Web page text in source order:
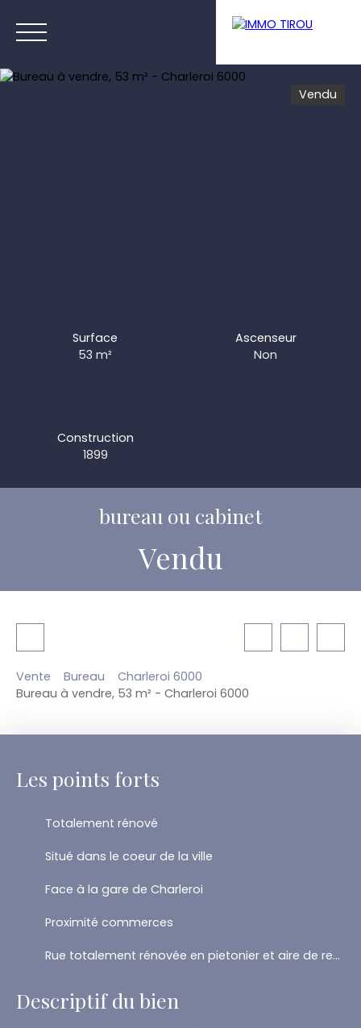
Vendu
Surface
53m²
Ascenseur
Non
Construction
1899
bureau ou cabinet
Vendu
Vente Bureau
Charleroi 6000
Bureau à vendre, 53 m² - Charleroi 6000
Les points forts
Totalement rénové
Situé dans le coeur de la ville
Face à la gare de Charleroi
Proximité commerces
Rue totalement rénovée en pietonier et aire de repos
Descriptif du bien